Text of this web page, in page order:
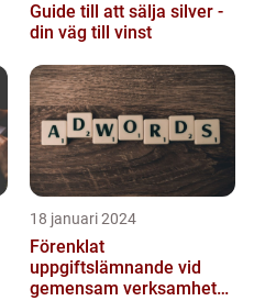
Guide till att sälja silver -
din väg till vinst
18 januari 2024
Förenklat
uppgiftslämnande vid
gemensam verksamhet